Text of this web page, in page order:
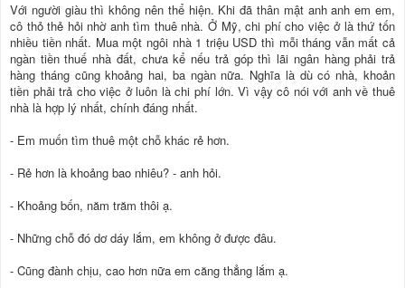
Với người giàu thì không nên thể hiện. Khi đã thân mật anh anh em em,
cô thỏ thẻ hỏi nhờ anh tìm thuê nhà. Ở Mỹ, chi phí cho việc ở là thứ tốn
nhiều tiền nhất. Mua một ngôi nhà 1 triệu USD thì mỗi tháng vẫn mất cả
ngàn tiền thuế nhà đất, chưa kể nếu trả góp thì lãi ngân hàng phải trả
hàng tháng cũng khoảng hai, ba ngàn nữa. Nghĩa là dù có nhà, khoản
tiền phải trả cho việc ở luôn là chi phí lớn. Vì vậy cô nói với anh về thuê
nhà là hợp lý nhất, chính đáng nhất.
- Em muốn tìm thuê một chỗ khác rẻ hơn.
- Rẻ hơn là khoảng bao nhiêu? - anh hỏi.
- Khoảng bốn, năm trăm thôi ạ.
- Những chỗ đó dơ dáy lắm, em không ở được đâu.
- Cũng đành chịu, cao hơn nữa em căng thẳng lắm ạ.